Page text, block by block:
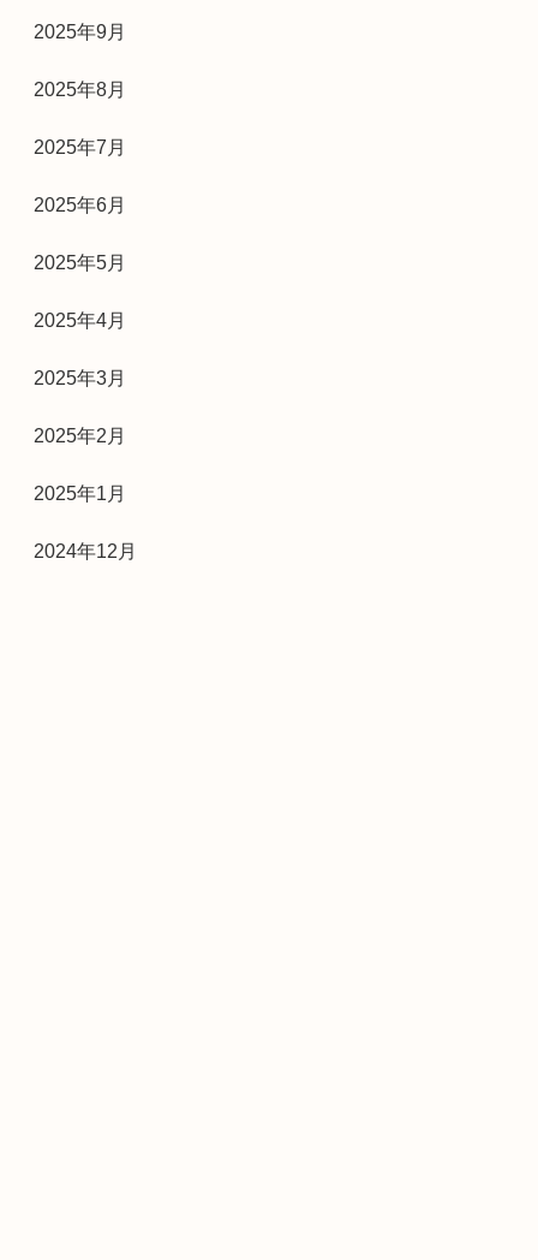
2025年9月
2025年8月
2025年7月
2025年6月
2025年5月
2025年4月
2025年3月
2025年2月
2025年1月
2024年12月